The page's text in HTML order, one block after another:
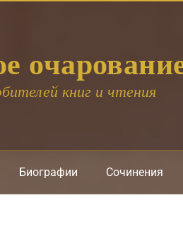
книг и чтения
Биографии Сочинения